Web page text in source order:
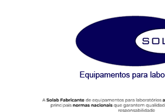
Agitador Proveta - 120 Provas - Análise
Agitador Proveta - 6 Provas - Análise de
AGITADORES MAGNÉTICOS
(SL-92/H)